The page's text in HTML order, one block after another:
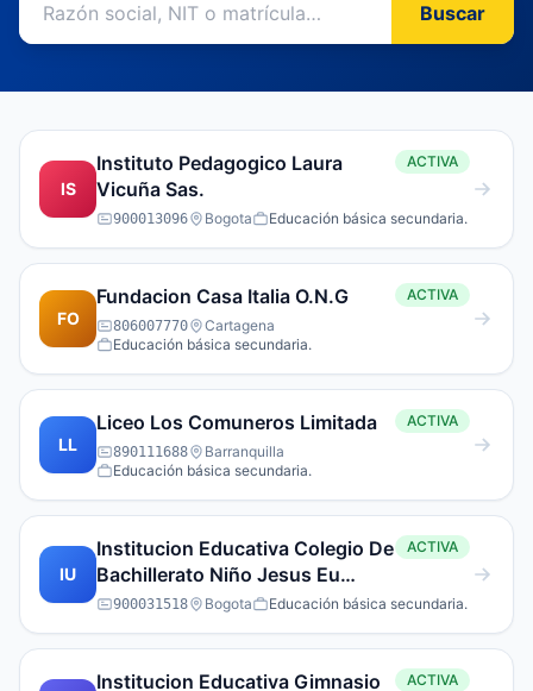
Buscar
IS
Instituto Pedagogico Laura
Vicuña Sas.
ACTIVA
900013096 Bogota Educación básica secundaria.
FO
Fundacion Casa Italia O.N.G ACTIVA
806007770
Cartagena
Educación básica secundaria.
LL
Liceo Los Comuneros Limitada ACTIVA
890111688
Barranquilla
Educación básica secundaria.
IU
Institucion Educativa Colegio De
Bachillerato Niño Jesus Eu
Empresa Unipersonal
ACTIVA
900031518 Bogota Educación básica secundaria.
Institucion Educativa Gimnasio
ACTIVA